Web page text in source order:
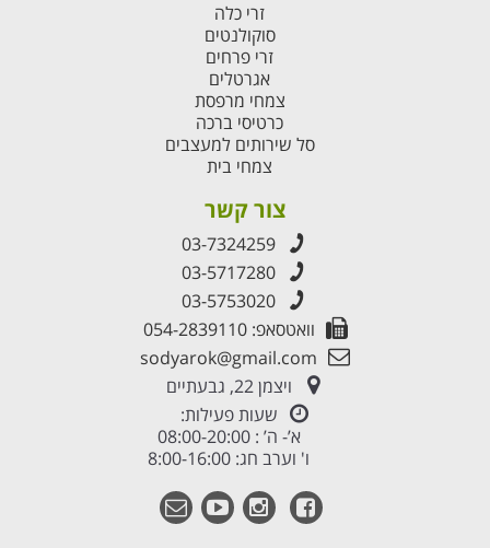
זרי כלה
סוקולנטים
זרי פרחים
אגרטלים
צמחי מרפסת
כרטיסי ברכה
סל שירותים למעצבים
צמחי בית
צור קשר
03-7324259
03-5717280
03-5753020
וואטסאפ: 054-2839110
sodyarok@gmail.com
ויצמן 22, גבעתיים
שעות פעילות:
א’- ה’ : 08:00-20:00
ו' וערב חג: 8:00-16:00